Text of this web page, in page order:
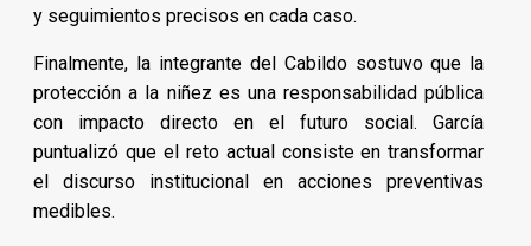
y seguimientos precisos en cada caso.
Finalmente, la integrante del Cabildo sostuvo que la
protección a la niñez es una responsabilidad pública
con impacto directo en el futuro social. García
puntualizó que el reto actual consiste en transformar
el discurso institucional en acciones preventivas
medibles.